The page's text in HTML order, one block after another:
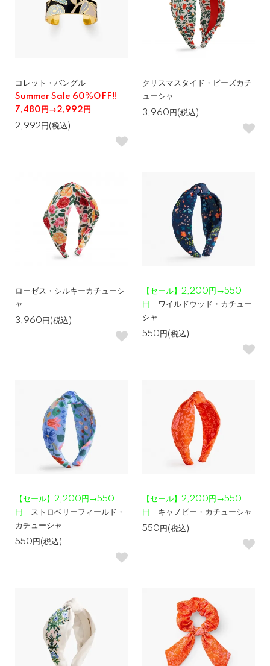
コレット・バングル
Summer Sale 60%OFF!!
7,480円→2,992円
2,992円(税込)
クリスマスタイド・ビーズカチ
ューシャ
3,960円(税込)
ローゼス・シルキーカチューシ
ャ
3,960円(税込)
【セール】2,200円→550
円
ワイルドウッド・カチュー
シャ
550円(税込)
【セール】2,200円→550
円
ストロベリーフィールド・
カチューシャ
550円(税込)
【セール】2,200円→550
円
キャノピー・カチューシャ
550円(税込)